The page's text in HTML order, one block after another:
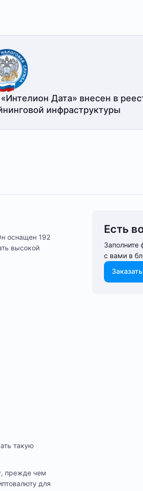
Дата» внесен в
инфраструктуры
оснащен 192
высокой
такую
прежде чем
для
Есть
с вами в